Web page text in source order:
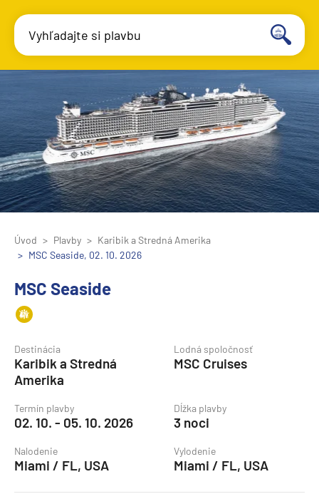
Vyhľadajte si plavbu
Úvod Plavby
Karibik a Stredná Amerika
MSC Seaside, 02. 10. 2026
MSC Seaside
Destinácia
Karibik a Stredná
Amerika
Lodná spoločnosť
MSC Cruises
Termín plavby
02. 10. - 05. 10. 2026
Dĺžka plavby
3 noci
Nalodenie
Miami / FL, USA
Vylodenie
Miami / FL, USA